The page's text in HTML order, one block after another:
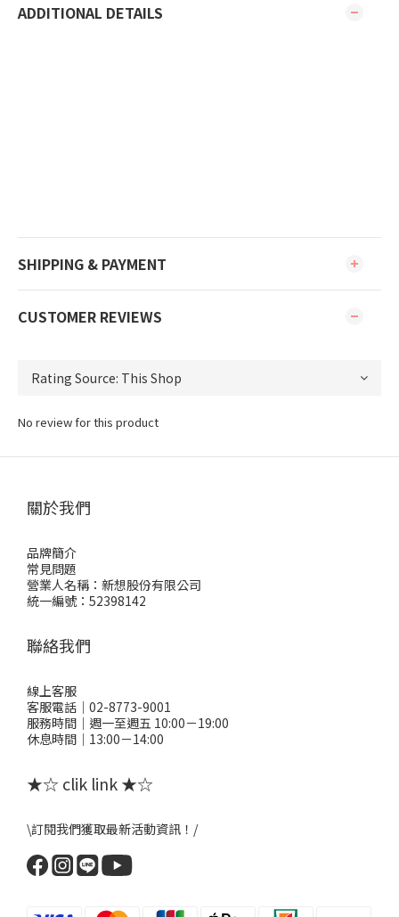
ADDITIONAL DETAILS
SHIPPING & PAYMENT
CUSTOMER REVIEWS
No review for this product
關於我們
品牌簡介
常見問題
營業人名稱：新想股份有限公司
統一編號：52398142
聯絡我們
線上客服
客服電話｜02-8773-9001
服務時間｜週一至週五 10:00－19:00
休息時間｜13:00－14:00
★☆ clik link ★☆
\訂閱我們獲取最新活動資訊！/